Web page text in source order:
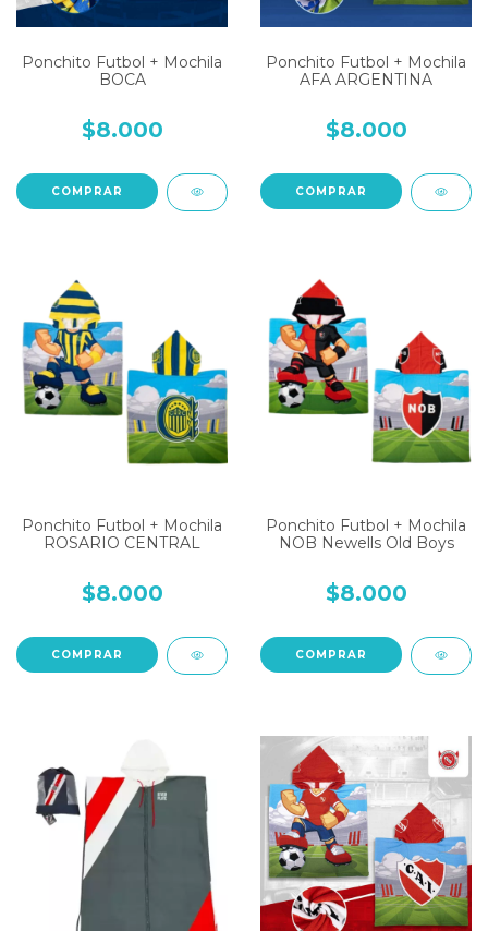
Ponchito Futbol + Mochila
BOCA
$8.000
COMPRAR
Ponchito Futbol + Mochila
AFA ARGENTINA
$8.000
COMPRAR
Ponchito Futbol + Mochila
ROSARIO CENTRAL
$8.000
COMPRAR
Ponchito Futbol + Mochila
NOB Newells Old Boys
$8.000
COMPRAR